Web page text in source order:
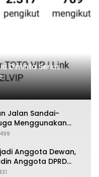
Diminta Serius
Jalan Sandai-
Menggunakan
Resmi
Anggota Dewan,
Anggota DPRD